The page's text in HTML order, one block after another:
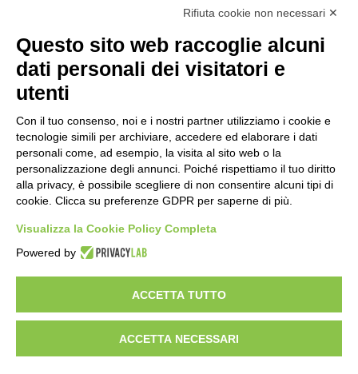
Amministrazione Trasparente
Privacy Policy
Dichiarazione di accessibilitàObiettivi di accessibilità
Seguici su:
Indirizzo:Via Gaetano Donizetti 30, Collegno
Centralino:0114053925 Email: toic8cg002@istruzione.it
Posta elettronica certificata (PEC):toic8cg002@pec.istruzione.it
Codice fiscale: 95641450010
Codice Indice delle Pubbliche Amministrazioni (IPA): D0ZZDV0V
Codice unico di fatturazione (CUF): FJDH3Z
Copyright 2023 © ISTITUTO COMPRENSIVO "GUGLIELMO MARCONI" |
PEC: TOIC8CG002@pec.istruzione.it
Idea e progetto di Designers Italia
Rifiuta cookie non necessari ✕
Questo sito web raccoglie alcuni
dati personali dei visitatori e
utenti
Con il tuo consenso, noi e i nostri partner utilizziamo i cookie e
tecnologie simili per archiviare, accedere ed elaborare i dati
personali come, ad esempio, la visita al sito web o la
personalizzazione degli annunci. Poiché rispettiamo il tuo diritto
alla privacy, è possibile scegliere di non consentire alcuni tipi di
cookie. Clicca su preferenze GDPR per saperne di più.
Visualizza la Cookie Policy Completa
Powered by
ACCETTA TUTTO
ACCETTA NECESSARI